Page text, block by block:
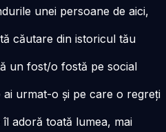
unei persoane de aici,
căutare din istoricul tău
un fost/o fostă pe social
ai urmat-o și pe care o regreți
adoră toată lumea, mai